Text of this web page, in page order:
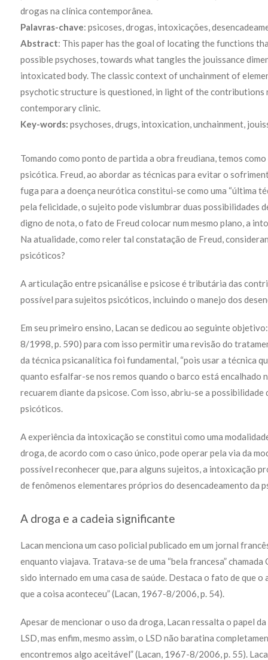
drogas na clínica contemporânea.
Palavras-chave: psicoses, drogas, intoxicações,
Abstract: This paper has the goal of locating the functions
possible psychoses, towards what tangles the jouissance
intoxicated body. The classic context of unchainment of
psychotic structure is questioned, in light of the
contemporary clinic.
Key-words: psychoses, drugs, intoxication, unchainment,
Tomando como ponto de partida a obra freudiana, temos
psicótica. Freud, ao abordar as técnicas para evitar o
fuga para a doença neurótica constitui-se como uma “última
pela felicidade, o sujeito pode vislumbrar duas possibilidades
digno de nota, o fato de Freud colocar num mesmo plano, a
Na atualidade, como reler tal constatação de Freud,
psicóticos?
A articulação entre psicanálise e psicose é tributária das
possível para sujeitos psicóticos, incluindo o manejo dos
Em seu primeiro ensino, Lacan se dedicou ao seguinte
8/1998, p. 590) para com isso permitir uma revisão do
da técnica psicanalítica foi fundamental, “pois usar a técnica
quanto esfalfar-se nos remos quando o barco está encalhado
recuarem diante da psicose. Com isso, abriu-se a
psicóticos.
A experiência da intoxicação se constitui como uma
droga, de acordo com o caso único, pode operar pela via da
possível reconhecer que, para alguns sujeitos, a intoxicação
de fenômenos elementares próprios do desencadeamento da
A droga e a cadeia significante
Lacan menciona um caso policial publicado em um jornal
enquanto viajava. Tratava-se de uma “bela francesa”
sido internado em uma casa de saúde. Destaca o fato de que
que a coisa aconteceu” (Lacan, 1967-8/2006, p. 54).
Apesar de mencionar o uso da droga, Lacan ressalta o papel
LSD, mas enfim, mesmo assim, o LSD não baratina
encontremos algo aceitável” (Lacan, 1967-8/2006, p. 55).